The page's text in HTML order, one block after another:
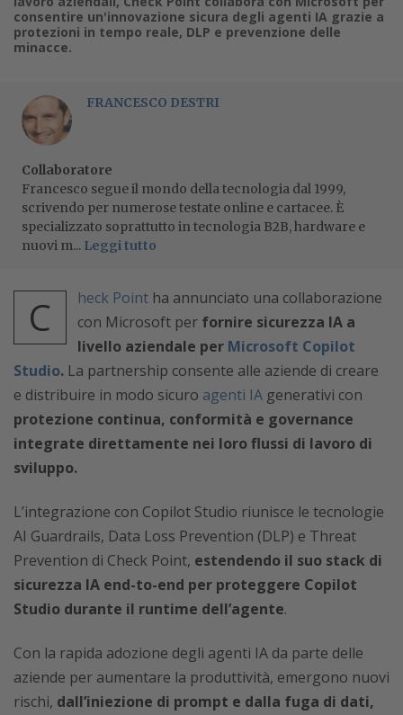
consentire un'innovazione sicura degli agenti IA grazie a
protezioni in tempo reale, DLP e prevenzione delle
minacce.
FRANCESCO DESTRI
Collaboratore
Francesco segue il mondo della tecnologia dal 1999,
scrivendo per numerose testate online e cartacee. È
specializzato soprattutto in tecnologia B2B, hardware e
nuovi m... Leggi tutto
C heck Point ha annunciato una collaborazione
con Microsoft per fornire sicurezza IA a
livello aziendale per Microsoft Copilot
Studio. La partnership consente alle aziende di creare
e distribuire in modo sicuro agenti IA generativi con
protezione continua, conformità e governance
integrate direttamente nei loro flussi di lavoro di
sviluppo.
L’integrazione con Copilot Studio riunisce le tecnologie
AI Guardrails, Data Loss Prevention (DLP) e Threat
Prevention di Check Point, estendendo il suo stack di
sicurezza IA end-to-end per proteggere Copilot
Studio durante il runtime dell’agente.
Con la rapida adozione degli agenti IA da parte delle
aziende per aumentare la produttività, emergono nuovi
rischi, dall’iniezione di prompt e dalla fuga di dati,